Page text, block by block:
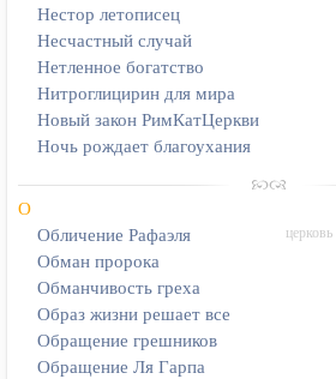
Нестор летописец
Несчастный случай
Нетленное богатство
Нитроглицирин для мира
Новый закон РимКатЦеркви
Ночь рождает благоухания
О
церковь
Обличение Рафаэля
Обман пророка
Обманчивость греха
Образ жизни решает все
Обращение грешников
Обращение Ля Гарпа